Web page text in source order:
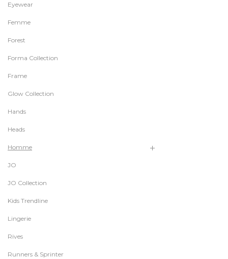
Eyewear
Femme
Forest
Forma Collection
Frame
Glow Collection
Hands
Heads
Homme
JO
JO Collection
Kids Trendline
Lingerie
Rives
Runners & Sprinter